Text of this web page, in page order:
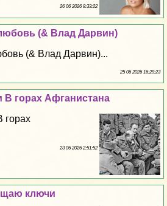
26 06 2026 8:33:22
(& Влад Дарвин)
(& Влад Дарвин)...
25 06 2026 16:29:23
В горах Афганистана
горах
23 06 2026 2:51:52
ключи